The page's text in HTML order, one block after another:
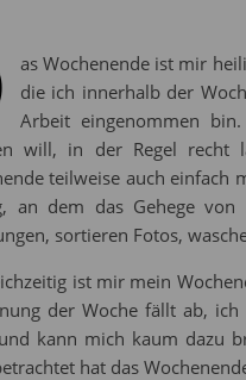
as Wochenende ist mir
die ich innerhalb der
Arbeit eingenommen
will, in der Regel
teilweise auch einfach
an dem das Gehege
sortieren Fotos,
ist mir mein
der Woche fällt ab,
kann mich kaum dazu
hat das